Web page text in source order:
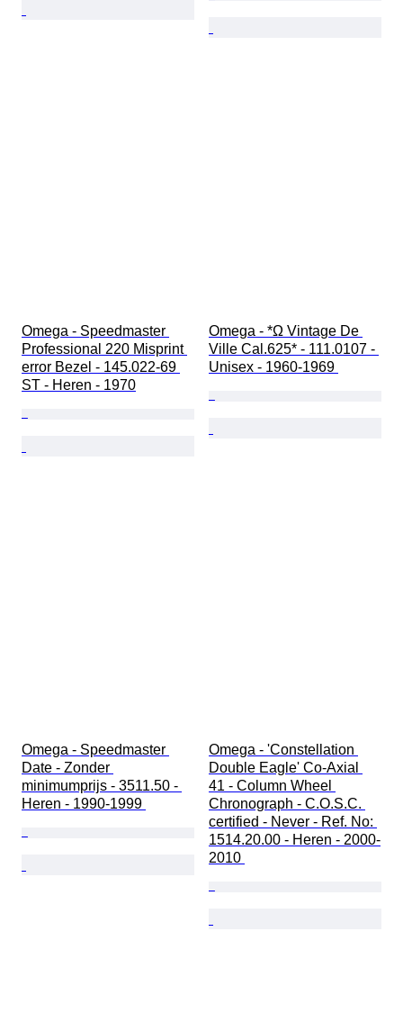
Omega - Speedmaster
Professional 220 Misprint
error Bezel - 145.022-69
ST - Heren - 1970
Omega - *Ω Vintage De
Ville Cal.625* - 111.0107 -
Unisex - 1960-1969
Omega - Speedmaster
Date - Zonder
minimumprijs - 3511.50 -
Heren - 1990-1999
Omega - 'Constellation
Double Eagle' Co-Axial
41 - Column Wheel
Chronograph - C.O.S.C.
certified - Never - Ref. No:
1514.20.00 - Heren - 2000-
2010